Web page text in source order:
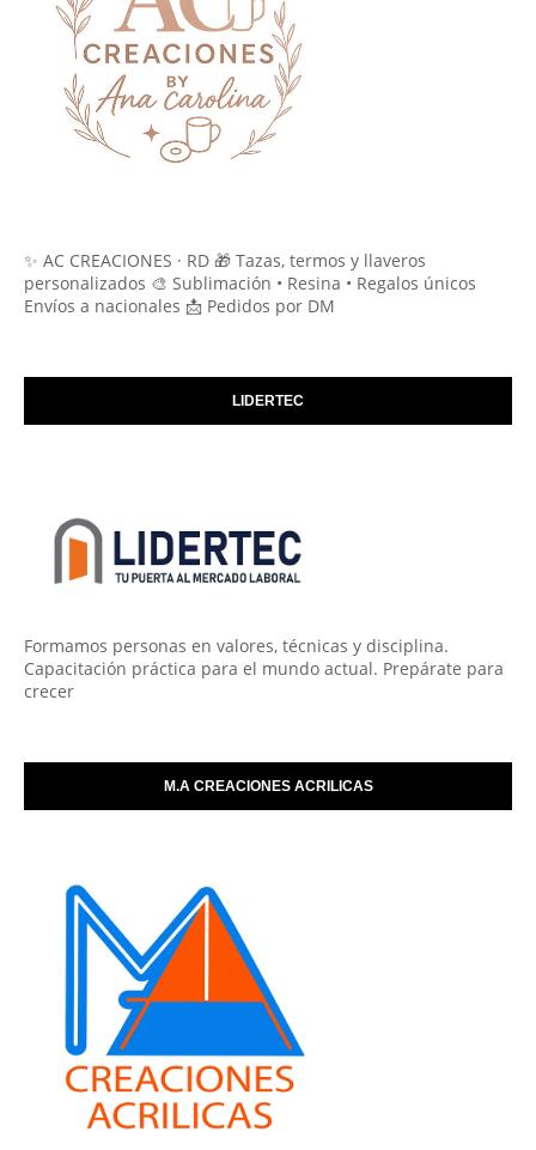
✨ AC CREACIONES · RD 🎁 Tazas, termos y llaveros
personalizados 🎨 Sublimación • Resina • Regalos únicos
Envíos a nacionales 📩 Pedidos por DM
LIDERTEC
Formamos personas en valores, técnicas y disciplina.
Capacitación práctica para el mundo actual. Prepárate para
crecer
M.A CREACIONES ACRILICAS